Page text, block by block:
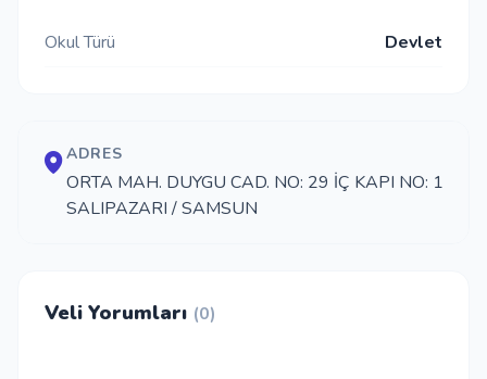
Okul Ekle
Okul Türü Devlet
ADRES
ORTA MAH. DUYGU CAD. NO: 29 İÇ KAPI NO: 1
SALIPAZARI / SAMSUN
Veli Yorumları (0)